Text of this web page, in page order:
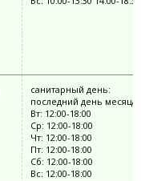
санитарный день:
последний день месяца
Вт: 12:00-18:00
Ср: 12:00-18:00
Чт: 12:00-18:00
Пт: 12:00-18:00
Сб: 12:00-18:00
Вс: 12:00-18:00